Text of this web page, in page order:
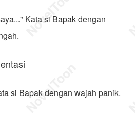
Kata si Bapak dengan
si Bapak dengan wajah panik.